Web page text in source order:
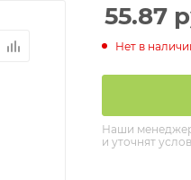
55.87
Нет в
Наши
и уточнят